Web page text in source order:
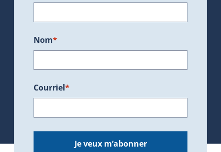
Nom*
Courriel*
Je veux m’abonner